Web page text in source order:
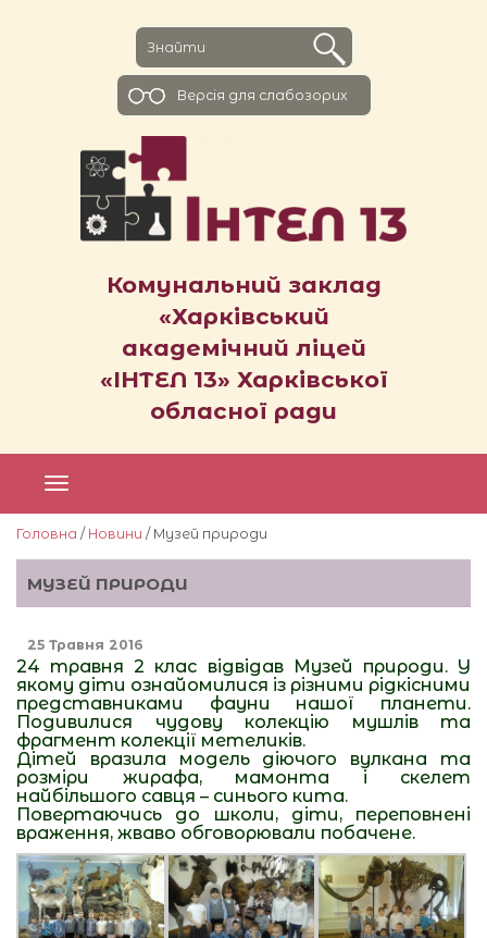
Комунальний заклад
«Харківський
академічний ліцей
«ІНТЕЛ 13» Харківської
обласної ради
Версiя для слабозорих
Головна / Новини / Музей природи
МУЗЕЙ ПРИРОДИ
25 Травня 2016
24 травня 2 клас відвідав Музей природи. У
якому діти ознайомилися із різними рідкісними
представниками фауни нашої планети.
Подивилися чудову колекцію мушлів та
фрагмент колекції метеликів.
Дітей вразила модель діючого вулкана та
розміри жирафа, мамонта і скелет
найбільшого савця – синього кита.
Повертаючись до школи, діти, переповнені
враження, жваво обговорювали побачене.